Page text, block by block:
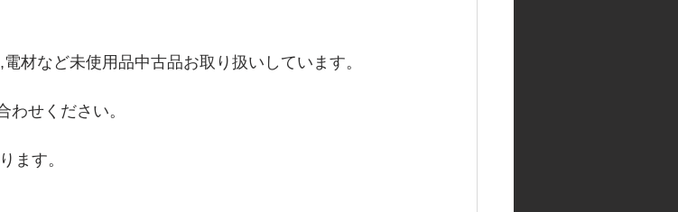
材など未使用品中古品お取り扱いしています。
わせください。
ます。